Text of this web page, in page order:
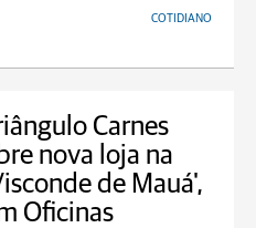
COTIDIANO
Carnes
nova loja na
de Mauá',
Oficinas